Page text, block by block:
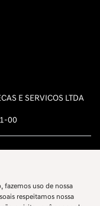
E SERVICOS LTDA
00
fazemos uso de nossa
respeitamos nossa